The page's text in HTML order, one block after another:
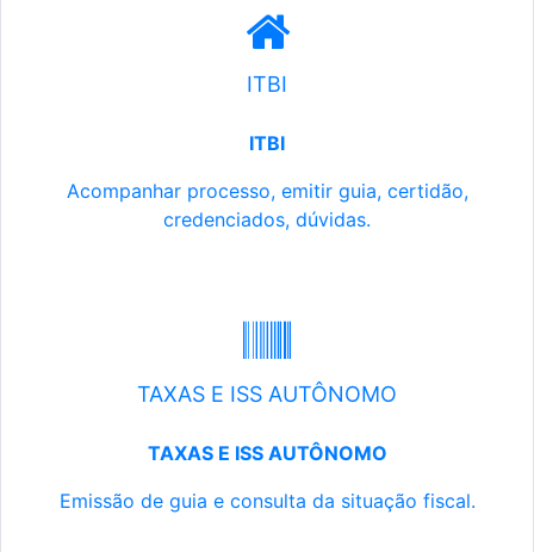
ITBI
ITBI
Acompanhar processo, emitir guia, certidão,
credenciados, dúvidas.
TAXAS E ISS AUTÔNOMO
TAXAS E ISS AUTÔNOMO
Emissão de guia e consulta da situação fiscal.